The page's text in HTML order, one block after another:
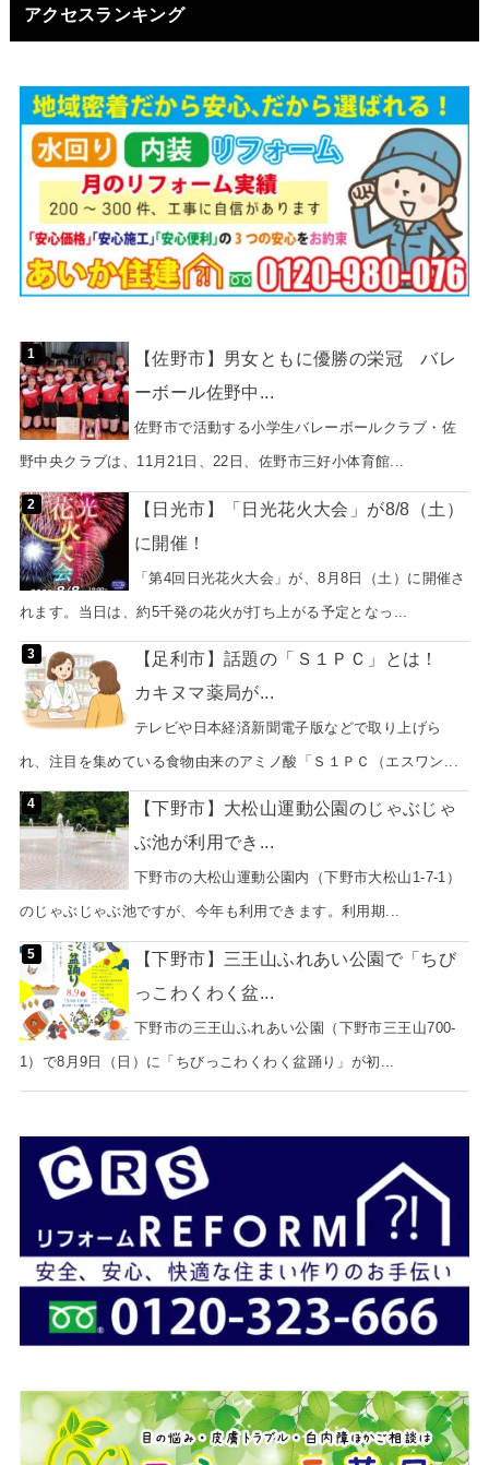
アクセスランキング
【佐野市】男女ともに優勝の栄冠 バレ
ーボール佐野中...
佐野市で活動する小学生バレーボールクラブ・佐
野中央クラブは、11月21日、22日、佐野市三好小体育館...
【日光市】「日光花火大会」が8/8（土）
に開催！
「第4回日光花火大会」が、8月8日（土）に開催さ
れます。当日は、約5千発の花火が打ち上がる予定となっ...
【足利市】話題の「Ｓ１ＰＣ」とは！
カキヌマ薬局が...
テレビや日本経済新聞電子版などで取り上げら
れ、注目を集めている食物由来のアミノ酸「Ｓ１ＰＣ（エスワン...
【下野市】大松山運動公園のじゃぶじゃ
ぶ池が利用でき...
下野市の大松山運動公園内（下野市大松山1-7-1）
のじゃぶじゃぶ池ですが、今年も利用できます。利用期...
【下野市】三王山ふれあい公園で「ちび
っこわくわく盆...
下野市の三王山ふれあい公園（下野市三王山700-
1）で8月9日（日）に「ちびっこわくわく盆踊り」が初...